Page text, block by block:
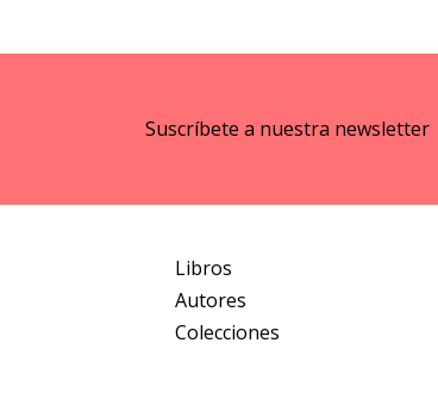
Suscríbete a nuestra newsletter
Libros
Autores
Colecciones